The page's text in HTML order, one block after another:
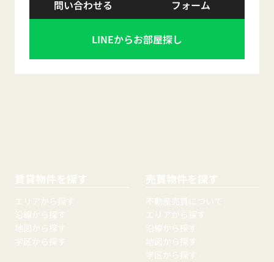
問い合わせる
フォーム
LINEからお部屋探し
賃貸物件を探す
エリアから探す
沿線から探す
地図から探す
学区から探す
売買物件を探す
不動産売買について
エリアから探す
沿線から探す
地図から探す
学区から探す